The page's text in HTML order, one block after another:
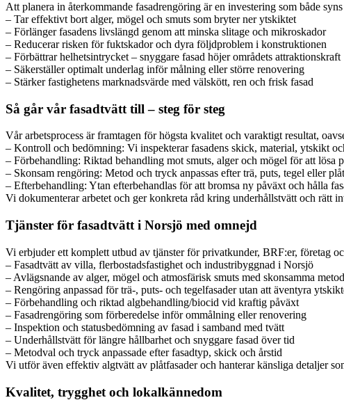
Att planera in återkommande fasadrengöring är en investering som både
– Tar effektivt bort alger, mögel och smuts som bryter ner ytskiktet
– Förlänger fasadens livslängd genom att minska slitage och mikroskador
– Reducerar risken för fuktskador och dyra följdproblem i konstruktionen
– Förbättrar helhetsintrycket – snyggare fasad höjer områdets attraktionskraft
– Säkerställer optimalt underlag inför målning eller större renovering
– Stärker fastighetens marknadsvärde med välskött, ren och frisk fasad
Så går vår fasadtvätt till – steg för steg
Vår arbetsprocess är framtagen för högsta kvalitet och varaktigt resultat,
– Kontroll och bedömning: Vi inspekterar fasadens skick, material, ytskikt
– Förbehandling: Riktad behandling mot smuts, alger och mögel för att lösa
– Skonsam rengöring: Metod och tryck anpassas efter trä, puts, tegel eller
– Efterbehandling: Ytan efterbehandlas för att bromsa ny påväxt och hålla
Vi dokumenterar arbetet och ger konkreta råd kring underhållstvätt och rätt
Tjänster för fasadtvätt i Norsjö med omnejd
Vi erbjuder ett komplett utbud av tjänster för privatkunder, BRF:er, företag
– Fasadtvätt av villa, flerbostadsfastighet och industribyggnad i Norsjö
– Avlägsnande av alger, mögel och atmosfärisk smuts med skonsamma
– Rengöring anpassad för trä-, puts- och tegelfasader utan att äventyra
– Förbehandling och riktad algbehandling/biocid vid kraftig påväxt
– Fasadrengöring som förberedelse inför ommålning eller renovering
– Inspektion och statusbedömning av fasad i samband med tvätt
– Underhållstvätt för längre hållbarhet och snyggare fasad över tid
– Metodval och tryck anpassade efter fasadtyp, skick och årstid
Vi utför även effektiv algtvätt av plåtfasader och hanterar känsliga detaljer
Kvalitet, trygghet och lokalkännedom